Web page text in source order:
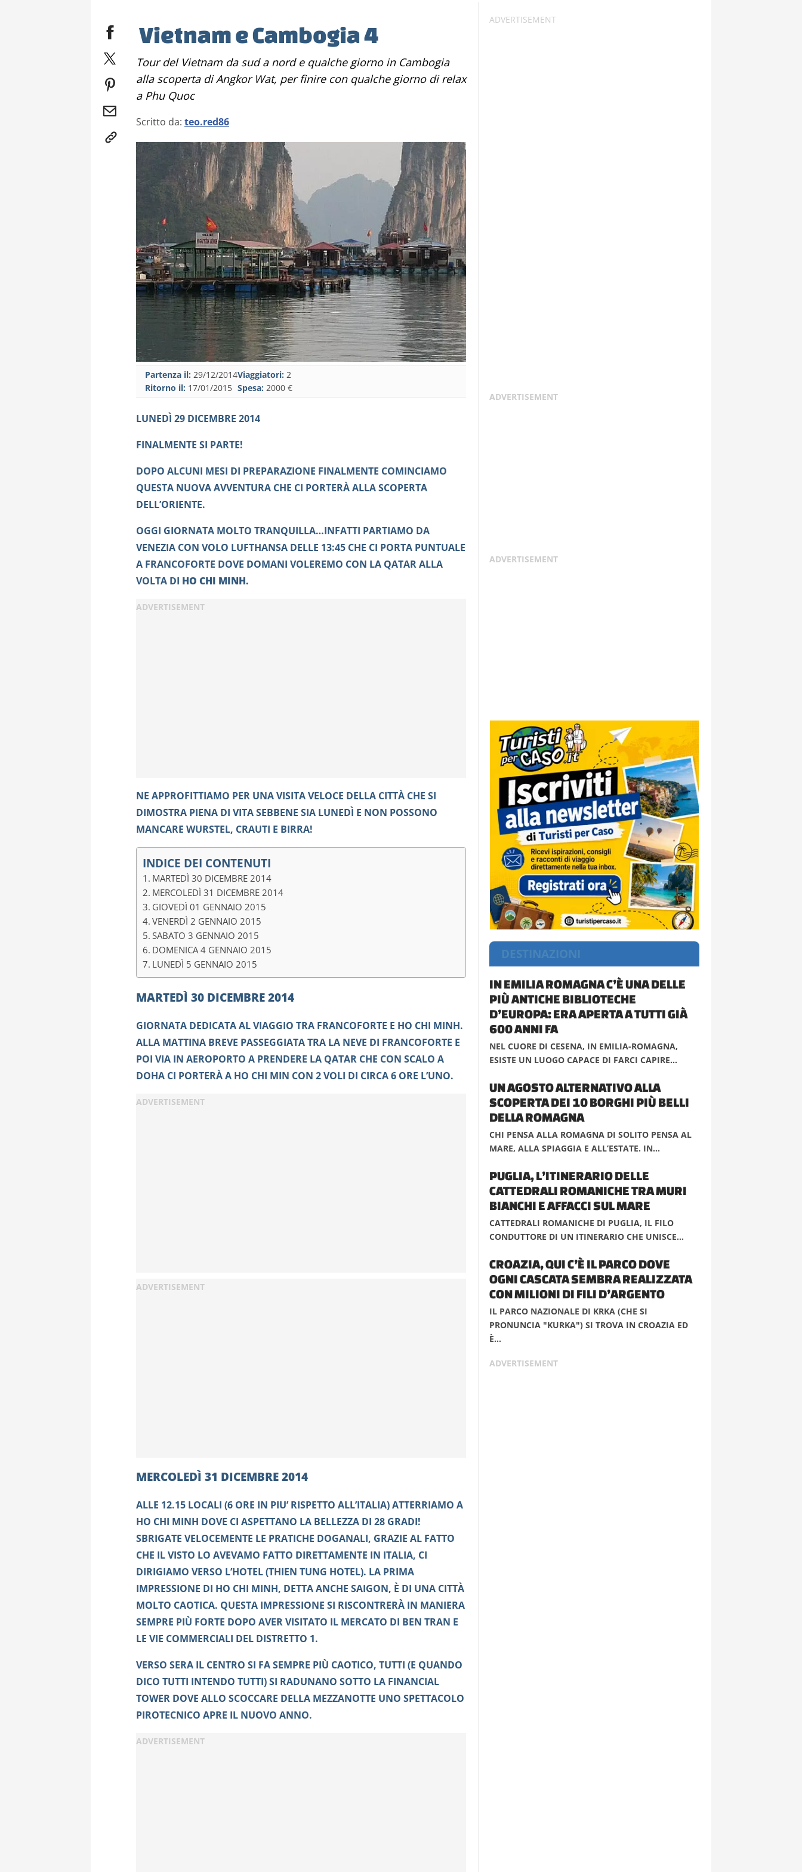
Vietnam e Cambogia 4
Tour del Vietnam da sud a nord e qualche giorno in Cambogia
alla scoperta di Angkor Wat, per finire con qualche giorno di relax
a Phu Quoc
Scritto da: teo.red86
Partenza il: 29/12/2014
Ritorno il: 17/01/2015
Viaggiatori: 2
Spesa: 2000 €
LUNEDÌ 29 DICEMBRE 2014
FINALMENTE SI PARTE!
DOPO ALCUNI MESI DI PREPARAZIONE FINALMENTE COMINCIAMO
QUESTA NUOVA AVVENTURA CHE CI PORTERÀ ALLA SCOPERTA
DELL’ORIENTE.
OGGI GIORNATA MOLTO TRANQUILLA…INFATTI PARTIAMO DA
VENEZIA CON VOLO LUFTHANSA DELLE 13:45 CHE CI PORTA PUNTUALE
A FRANCOFORTE DOVE DOMANI VOLEREMO CON LA QATAR ALLA
VOLTA DI HO CHI MINH.
NE APPROFITTIAMO PER UNA VISITA VELOCE DELLA CITTÀ CHE SI
DIMOSTRA PIENA DI VITA SEBBENE SIA LUNEDÌ E NON POSSONO
MANCARE WURSTEL, CRAUTI E BIRRA!
INDICE DEI CONTENUTI
MARTEDÌ 30 DICEMBRE 2014
MERCOLEDÌ 31 DICEMBRE 2014
GIOVEDÌ 01 GENNAIO 2015
VENERDÌ 2 GENNAIO 2015
SABATO 3 GENNAIO 2015
DOMENICA 4 GENNAIO 2015
LUNEDÌ 5 GENNAIO 2015
MARTEDÌ 30 DICEMBRE 2014
GIORNATA DEDICATA AL VIAGGIO TRA FRANCOFORTE E HO CHI MINH.
ALLA MATTINA BREVE PASSEGGIATA TRA LA NEVE DI FRANCOFORTE E
POI VIA IN AEROPORTO A PRENDERE LA QATAR CHE CON SCALO A
DOHA CI PORTERÀ A HO CHI MIN CON 2 VOLI DI CIRCA 6 ORE L’UNO.
MERCOLEDÌ 31 DICEMBRE 2014
ALLE 12.15 LOCALI (6 ORE IN PIU’ RISPETTO ALL’ITALIA) ATTERRIAMO A
HO CHI MINH DOVE CI ASPETTANO LA BELLEZZA DI 28 GRADI!
SBRIGATE VELOCEMENTE LE PRATICHE DOGANALI, GRAZIE AL FATTO
CHE IL VISTO LO AVEVAMO FATTO DIRETTAMENTE IN ITALIA, CI
DIRIGIAMO VERSO L’HOTEL (THIEN TUNG HOTEL). LA PRIMA
IMPRESSIONE DI HO CHI MINH, DETTA ANCHE SAIGON, È DI UNA CITTÀ
MOLTO CAOTICA. QUESTA IMPRESSIONE SI RISCONTRERÀ IN MANIERA
SEMPRE PIÙ FORTE DOPO AVER VISITATO IL MERCATO DI BEN TRAN E
LE VIE COMMERCIALI DEL DISTRETTO 1.
VERSO SERA IL CENTRO SI FA SEMPRE PIÙ CAOTICO, TUTTI (E QUANDO
DICO TUTTI INTENDO TUTTI) SI RADUNANO SOTTO LA FINANCIAL
TOWER DOVE ALLO SCOCCARE DELLA MEZZANOTTE UNO SPETTACOLO
PIROTECNICO APRE IL NUOVO ANNO.
DESTINAZIONI
IN EMILIA ROMAGNA C’È UNA DELLE
PIÙ ANTICHE BIBLIOTECHE
D’EUROPA: ERA APERTA A TUTTI GIÀ
600 ANNI FA
NEL CUORE DI CESENA, IN EMILIA-ROMAGNA,
ESISTE UN LUOGO CAPACE DI FARCI CAPIRE...
UN AGOSTO ALTERNATIVO ALLA
SCOPERTA DEI 10 BORGHI PIÙ BELLI
DELLA ROMAGNA
CHI PENSA ALLA ROMAGNA DI SOLITO PENSA AL
MARE, ALLA SPIAGGIA E ALL’ESTATE. IN...
PUGLIA, L’ITINERARIO DELLE
CATTEDRALI ROMANICHE TRA MURI
BIANCHI E AFFACCI SUL MARE
CATTEDRALI ROMANICHE DI PUGLIA, IL FILO
CONDUTTORE DI UN ITINERARIO CHE UNISCE...
CROAZIA, QUI C’È IL PARCO DOVE
OGNI CASCATA SEMBRA REALIZZATA
CON MILIONI DI FILI D’ARGENTO
IL PARCO NAZIONALE DI KRKA (CHE SI
PRONUNCIA "KURKA") SI TROVA IN CROAZIA ED
È...